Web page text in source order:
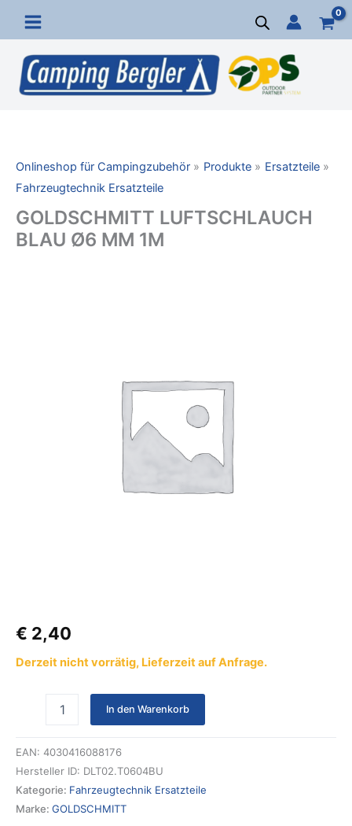
Inhalt
springen
Onlineshop für Campingzubehör Produkte
Ersatzteile
Fahrzeugtechnik Ersatzteile
GOLDSCHMITT LUFTSCHLAUCH
BLAU Ø6 MM 1M
€ 2,40
Derzeit nicht vorrätig, Lieferzeit auf Anfrage.
In den Warenkorb
EAN: 4030416088176
Hersteller ID: DLT02.T0604BU
Kategorie: Fahrzeugtechnik Ersatzteile
Marke: GOLDSCHMITT